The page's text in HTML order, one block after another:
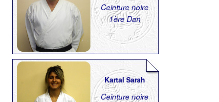
Ceinture noire
1ère Dan
Kartal Sarah
Ceinture noire